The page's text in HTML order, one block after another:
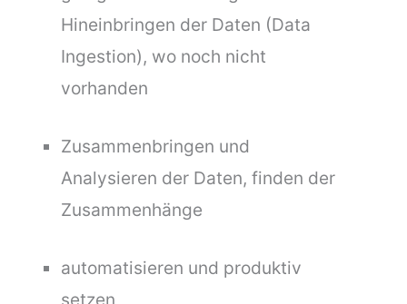
Hineinbringen der Daten (Data
Ingestion), wo noch nicht
vorhanden
Zusammenbringen und
Analysieren der Daten, finden der
Zusammenhänge
automatisieren und produktiv
setzen